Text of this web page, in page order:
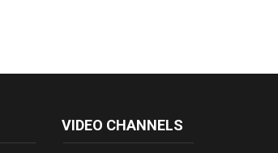
VIDEO CHANNELS